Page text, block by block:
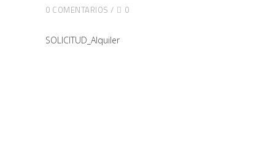
0 COMENTARIOS
0
SOLICITUD_Alquiler